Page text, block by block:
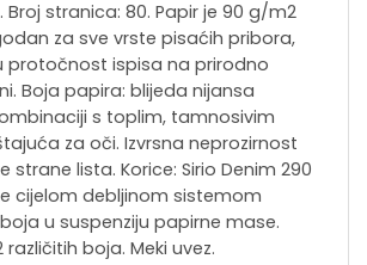
Broj stranica: 80. Papir je 90 g/m2
za sve vrste pisaćih pribora,
protočnost ispisa na prirodno
Boja papira: blijeda nijansa
s toplim, tamnosivim
za oči. Izvrsna neprozirnost
strane lista. Korice: Sirio Denim 290
cijelom debljinom sistemom
u suspenziju papirne mase.
različitih boja. Meki uvez.